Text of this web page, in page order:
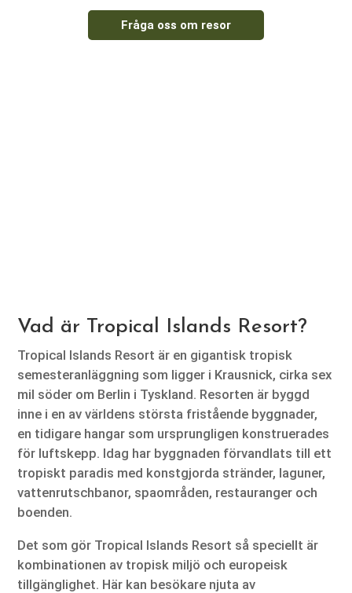
Fråga oss om resor
Vad är Tropical Islands Resort?
Tropical Islands Resort är en gigantisk tropisk
semesteranläggning som ligger i Krausnick, cirka sex
mil söder om Berlin i Tyskland. Resorten är byggd
inne i en av världens största fristående byggnader,
en tidigare hangar som ursprungligen konstruerades
för luftskepp. Idag har byggnaden förvandlats till ett
tropiskt paradis med konstgjorda stränder, laguner,
vattenrutschbanor, spaområden, restauranger och
boenden.
Det som gör Tropical Islands Resort så speciellt är
kombinationen av tropisk miljö och europeisk
tillgänglighet. Här kan besökare njuta av